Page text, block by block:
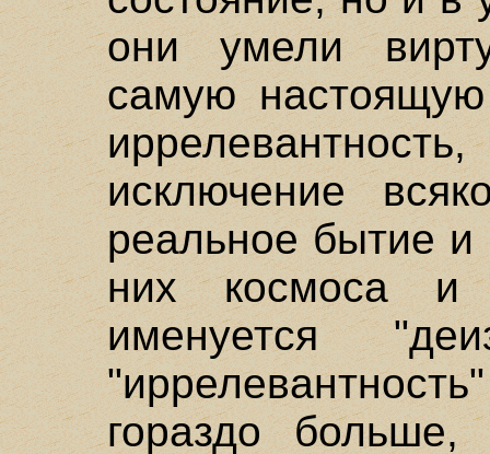
они умели
самую
исключение
реальное бытие и
них космоса
именуется
гораздо больше,